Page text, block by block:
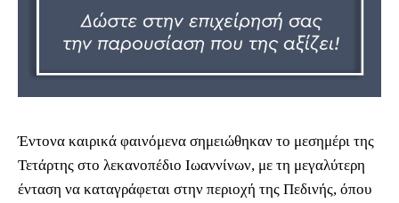
Έντονα καιρικά φαινόμενα σημειώθηκαν το μεσημέρι της
Τετάρτης στο λεκανοπέδιο Ιωαννίνων, με τη μεγαλύτερη
ένταση να καταγράφεται στην περιοχή της Πεδινής, όπου